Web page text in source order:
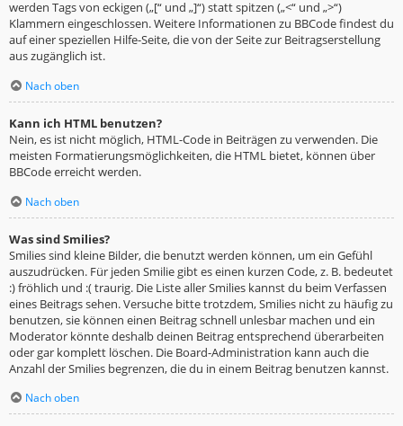
werden Tags von eckigen („[“ und „]“) statt spitzen („<“ und „>“)
Klammern eingeschlossen. Weitere Informationen zu BBCode findest du
auf einer speziellen Hilfe-Seite, die von der Seite zur Beitragserstellung
aus zugänglich ist.
Nach oben
Kann ich HTML benutzen?
Nein, es ist nicht möglich, HTML-Code in Beiträgen zu verwenden. Die
meisten Formatierungsmöglichkeiten, die HTML bietet, können über
BBCode erreicht werden.
Nach oben
Was sind Smilies?
Smilies sind kleine Bilder, die benutzt werden können, um ein Gefühl
auszudrücken. Für jeden Smilie gibt es einen kurzen Code, z. B. bedeutet
:) fröhlich und :( traurig. Die Liste aller Smilies kannst du beim Verfassen
eines Beitrags sehen. Versuche bitte trotzdem, Smilies nicht zu häufig zu
benutzen, sie können einen Beitrag schnell unlesbar machen und ein
Moderator könnte deshalb deinen Beitrag entsprechend überarbeiten
oder gar komplett löschen. Die Board-Administration kann auch die
Anzahl der Smilies begrenzen, die du in einem Beitrag benutzen kannst.
Nach oben